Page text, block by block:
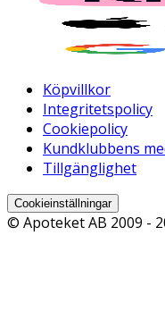
Köpvillkor
Integritetspolicy
Cookiepolicy
Kundklubbens
Tillgänglighet
Cookieinställningar
© Apoteket AB 2009 -